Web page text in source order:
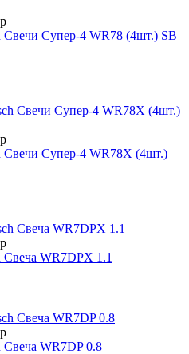
Свечи Супер-4 WR78 (4шт.) SB
Свечи Супер-4 WR78Х (4шт.)
Свеча WR7DPX 1.1
Свеча WR7DP 0.8